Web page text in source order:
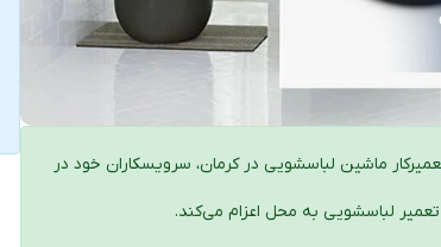
ماشین لباسشویی در کرمان، سرویسکاران خود در
لباسشویی به محل اعزام می‌کند.